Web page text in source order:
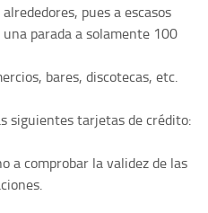
pues a escasos
parada a solamente 100
bares, discotecas, etc.
siguientes tarjetas de crédito:
a comprobar la validez de las